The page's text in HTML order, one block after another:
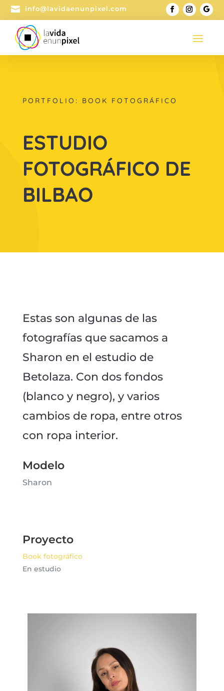
 info@lavidaenunpixel.com
PORTFOLIO: BOOK FOTOGRÁFICO
ESTUDIO
FOTOGRÁFICO DE
BILBAO
Estas son algunas de las
fotografías que sacamos a
Sharon en el estudio de
Betolaza. Con dos fondos
(blanco y negro), y varios
cambios de ropa, entre otros
con ropa interior.
Modelo
Sharon
Proyecto
Book fotográfico
En estudio